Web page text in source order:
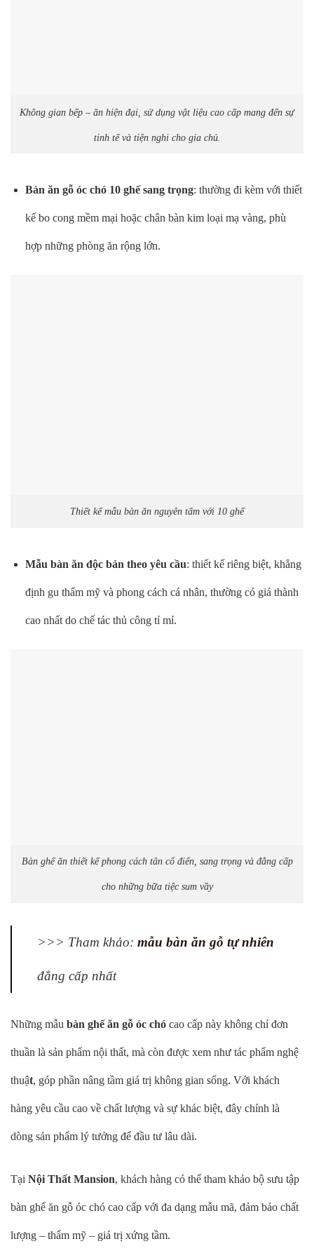
Không gian bếp – ăn hiện đại, sử dụng vật liệu cao cấp mang đến sự
tinh tế và tiện nghi cho gia chủ.
Bàn ăn gỗ óc chó 10 ghế sang trọng: thường đi kèm với thiết
kế bo cong mềm mại hoặc chân bàn kim loại mạ vàng, phù
hợp những phòng ăn rộng lớn.
Thiết kế mẫu bàn ăn nguyên tấm với 10 ghế
Mẫu bàn ăn độc bản theo yêu cầu: thiết kế riêng biệt, khẳng
định gu thẩm mỹ và phong cách cá nhân, thường có giá thành
cao nhất do chế tác thủ công tỉ mỉ.
Bàn ghế ăn thiết kế phong cách tân cổ điển, sang trọng và đẳng cấp
cho những bữa tiệc sum vầy
>>> Tham khảo: mẫu bàn ăn gỗ tự nhiên
đẳng cấp nhất
Những mẫu bàn ghế ăn gỗ óc chó cao cấp này không chỉ đơn
thuần là sản phẩm nội thất, mà còn được xem như tác phẩm nghệ
thuật, góp phần nâng tầm giá trị không gian sống. Với khách
hàng yêu cầu cao về chất lượng và sự khác biệt, đây chính là
dòng sản phẩm lý tưởng để đầu tư lâu dài.
Tại Nội Thất Mansion, khách hàng có thể tham khảo bộ sưu tập
bàn ghế ăn gỗ óc chó cao cấp với đa dạng mẫu mã, đảm bảo chất
lượng – thẩm mỹ – giá trị xứng tầm.